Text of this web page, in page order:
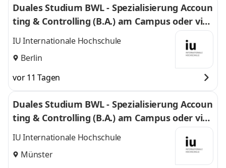
Duales Studium BWL - Spezialisierung Accoun
ting & Controlling (B.A.) am Campus oder virt
uell
IU Internationale Hochschule
Berlin
vor 11 Tagen
Duales Studium BWL - Spezialisierung Accoun
ting & Controlling (B.A.) am Campus oder virt
uell
IU Internationale Hochschule
Münster